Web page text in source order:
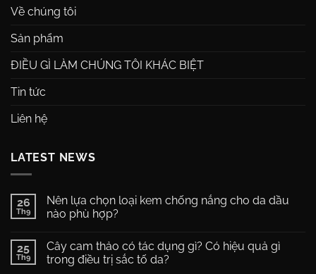
Về chúng tôi
Sản phẩm
ĐIỀU GÌ LÀM CHÚNG TÔI KHÁC BIỆT
Tin tức
Liên hệ
LATEST NEWS
26
Th9
Nên lựa chọn loại kem chống nắng cho da dầu
nào phù hợp?
bình
luận
ở
25
Th9
Cây cam thảo có tác dụng gì? Có hiệu quả gì
trong điều trị sắc tố da?